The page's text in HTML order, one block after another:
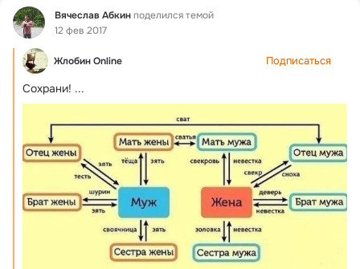
Фид Вячеслав Абкинподелился темой
12 фев 2017
Жлобин Online Подписаться
Сохрани! ...